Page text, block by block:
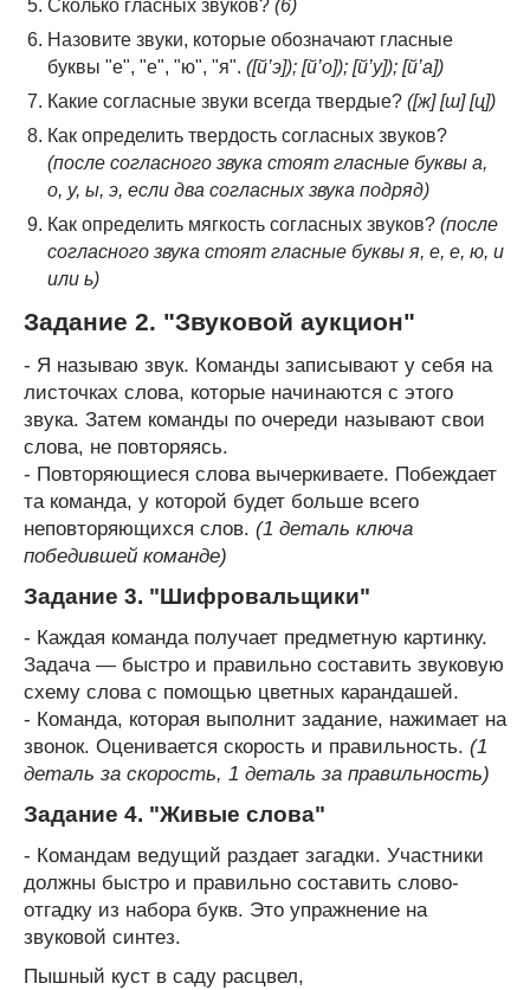
Сколько гласных звуков? (6)
Назовите звуки, которые обозначают гласные
буквы "е", "е", "ю", "я". ([й’э]); [й’о]); [й’у]); [й’а])
Какие согласные звуки всегда твердые? ([ж] [ш] [ц])
Как определить твердость согласных звуков?
(после согласного звука стоят гласные буквы а,
о, у, ы, э, если два согласных звука подряд)
Как определить мягкость согласных звуков? (после
согласного звука стоят гласные буквы я, е, е, ю, и
или ь)
Задание 2. "Звуковой аукцион"
- Я называю звук. Команды записывают у себя на
листочках слова, которые начинаются с этого
звука. Затем команды по очереди называют свои
слова, не повторяясь.
- Повторяющиеся слова вычеркиваете. Побеждает
та команда, у которой будет больше всего
неповторяющихся слов. (1 деталь ключа
победившей команде)
Задание 3. "Шифровальщики"
- Каждая команда получает предметную картинку.
Задача — быстро и правильно составить звуковую
схему слова с помощью цветных карандашей.
- Команда, которая выполнит задание, нажимает на
звонок. Оценивается скорость и правильность. (1
деталь за скорость, 1 деталь за правильность)
Задание 4. "Живые слова"
- Командам ведущий раздает загадки. Участники
должны быстро и правильно составить слово-
отгадку из набора букв. Это упражнение на
звуковой синтез.
Пышный куст в саду расцвел,